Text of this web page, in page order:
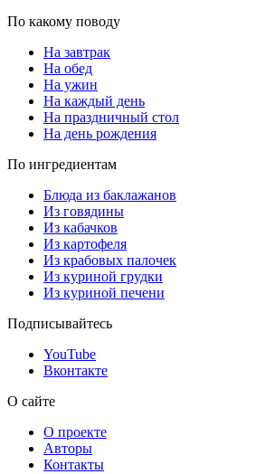
По какому поводу
На завтрак
На обед
На ужин
На каждый день
На праздничный стол
На день рождения
По ингредиентам
Блюда из баклажанов
Из говядины
Из кабачков
Из картофеля
Из крабовых палочек
Из куриной грудки
Из куриной печени
Подписывайтесь
YouTube
Вконтакте
О сайте
О проекте
Авторы
Контакты